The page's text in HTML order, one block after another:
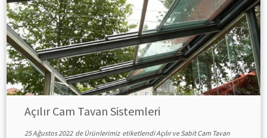
Açılır Cam Tavan Sistemleri
25 Ağustos 2022deÜrünlerimiz etiketlendiAçılır ve Sabit Cam Tavan